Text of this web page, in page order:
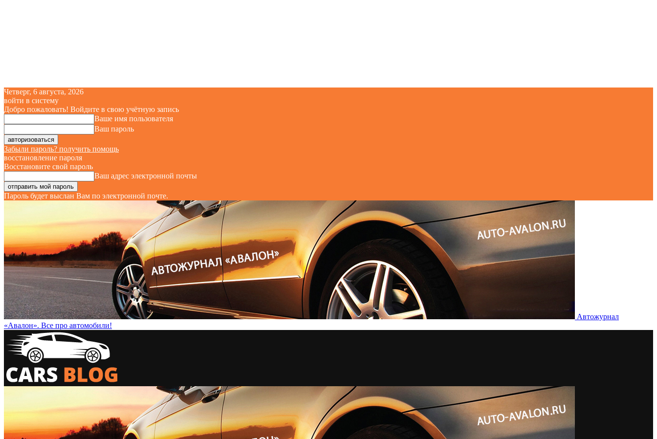
Четверг, 6 августа, 2026
войти в систему
Добро пожаловать! Войдите в свою учётную запись
Ваше имя пользователя
Ваш пароль
Забыли пароль? получить помощь
восстановление пароля
Восстановите свой пароль
Ваш адрес электронной почты
Пароль будет выслан Вам по электронной почте.
Автожурнал
«Авалон». Все про автомобили!